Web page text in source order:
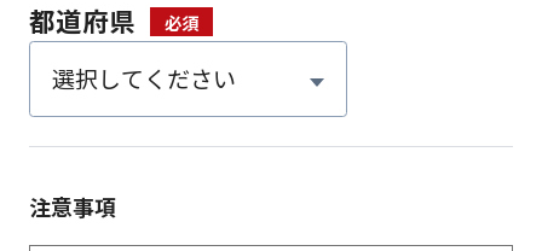
都道府県
注意事項